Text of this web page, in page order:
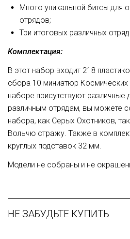
Много уникальной битсы для
отрядов;
Три итоговых различных
Комплектация:
В этот набор входит 218
сбора 10 миниатюр Космических
наборе присутствуют различные
различным отрядам, вы можете
набора, как Серых Охотников,
Вольчю стражу. Также в
круглых подставок 32 мм.
Модели не собраны и не
НЕ ЗАБУДЬТЕ КУПИТЬ